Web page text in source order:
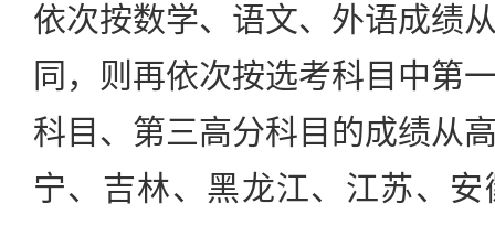
依次按数学、语文、外语成绩
同，则再依次按选考科目中第
科目、第三高分科目的成绩从
宁、吉林、黑龙江、江苏、